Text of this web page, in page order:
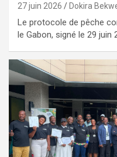
27 juin 2026 Dokira
Le protocole de pêche
le Gabon, signé le 29 juin